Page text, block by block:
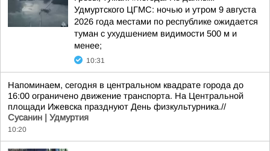
Удмуртского ЦГМС: ночью и утром 9 августа
2026 года местами по республике ожидается
туман с ухудшением видимости 500 м и
менее;
10:31
Напоминаем, сегодня в центральном квадрате города до
16:00 ограничено движение транспорта. На Центральной
площади Ижевска празднуют День физкультурника.//
Сусанин | Удмуртия
10:20